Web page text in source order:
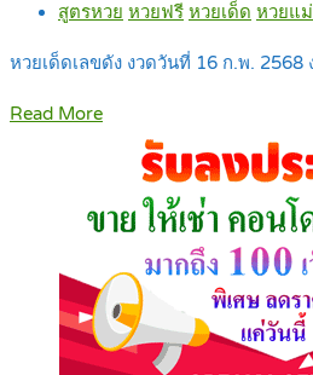
สูตรหวย หวยฟรี หวยเด็ด หวยแ
หวยเด็ดเลขดัง งวดวันที่ 16 ก.พ.
Read More